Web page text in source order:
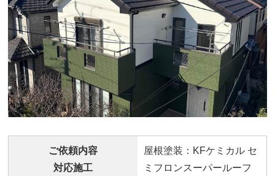
ご依頼内容
対応施工
屋根塗装：KFケミカル セ
ミフロンスーパールーフ